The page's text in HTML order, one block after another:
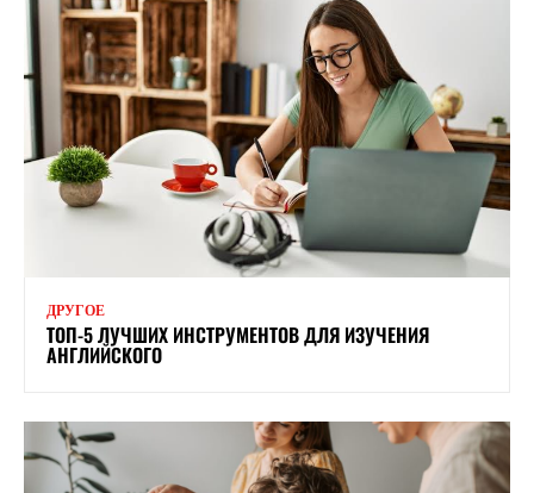
ДРУГОЕ
ТОП-5 ЛУЧШИХ ИНСТРУМЕНТОВ ДЛЯ ИЗУЧЕНИЯ
АНГЛИЙСКОГО